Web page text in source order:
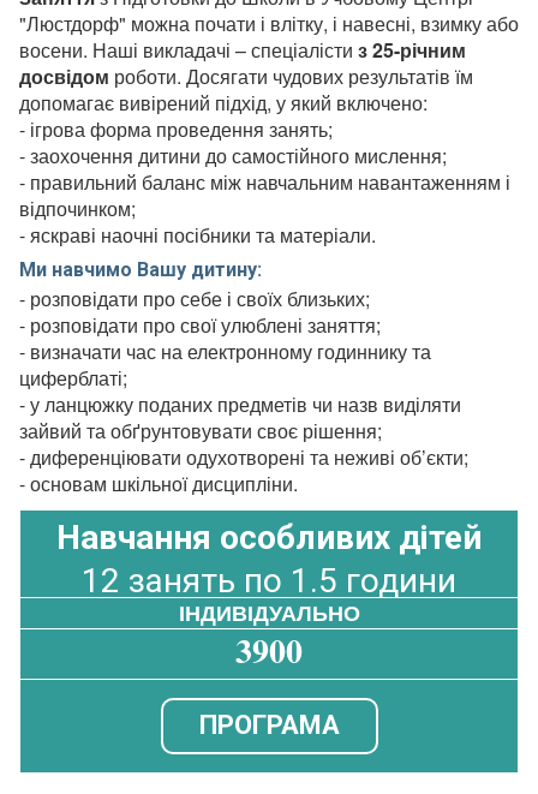
"Люстдорф" можна почати і влітку, і навесні, взимку або
восени. Наші викладачі – спеціалісти з 25-річним
досвідом роботи. Досягати чудових результатів їм
допомагає вивірений підхід, у який включено:
- ігрова форма проведення занять;
- заохочення дитини до самостійного мислення;
- правильний баланс між навчальним навантаженням і
відпочинком;
- яскраві наочні посібники та матеріали.
Ми навчимо Вашу дитину:
- розповідати про себе і своїх близьких;
- розповідати про свої улюблені заняття;
- визначати час на електронному годиннику та
циферблаті;
- у ланцюжку поданих предметів чи назв виділяти
зайвий та обґрунтовувати своє рішення;
- диференціювати одухотворені та неживі об’єкти;
- основам шкільної дисципліни.
Навчання особливих дітей
12 занять по 1.5 години
ІНДИВІДУАЛЬНО
3900
ПРОГРАМА